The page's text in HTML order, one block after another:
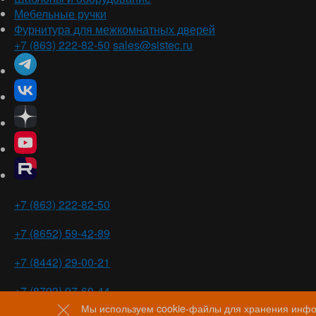
Мы используем cookie-файлы для хранения
Мебельные ручки
Фурнитура для межкомнатных дверей
+7 (863) 222-82-50 sales@sistec.ru
+7 (863) 222-82-50
+7 (8652) 59-42-89
+7 (8442) 29-00-21
+7 (8793) 97-60-44